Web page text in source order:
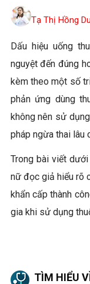
Tạ Thị Hồng
Dấu hiệu uống
nguyệt đến đúng
kèm theo một số
phản ứng dùng
không nên sử
pháp ngừa thai lâu
Trong bài viết
nữ đọc giả hiểu rõ
khẩn cấp thành
gia khi sử dụng
TÌM HIỂU